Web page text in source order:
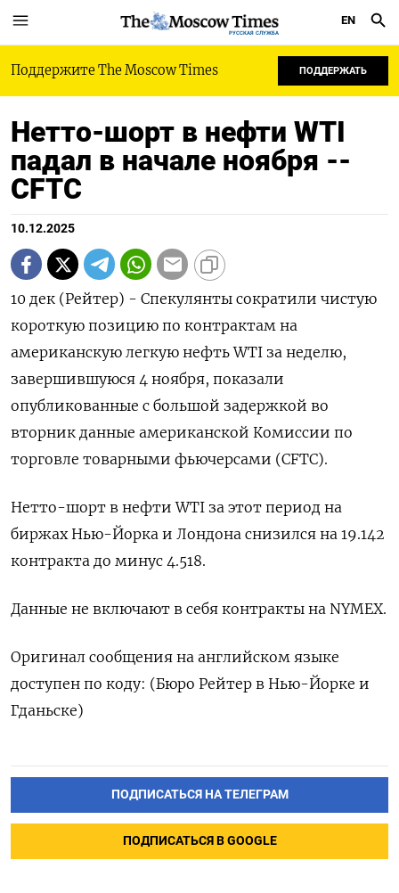
РУССКАЯ СЛУЖБА
EN
Поддержите The Moscow Times ПОДДЕРЖАТЬ
Нетто-шорт в нефти WTI
падал в начале ноября --
CFTC
10.12.2025
10 дек (Рейтер) - Спекулянты сократили чистую
короткую позицию по контрактам на
американскую легкую нефть WTI за неделю,
завершившуюся 4 ноября, показали
опубликованные с большой задержкой во
вторник данные американской Комиссии по
торговле товарными фьючерсами (CFTC).
Нетто-шорт в нефти WTI за этот период на
биржах Нью-Йорка и Лондона снизился на 19.142
контракта до минус 4.518.
Данные не включают в себя контракты на NYMEX.
Оригинал сообщения на английском языке
доступен по коду: (Бюро Рейтер в Нью-Йорке и
Гданьске)
ПОДПИСАТЬСЯ НА ТЕЛЕГРАМ
ПОДПИСАТЬСЯ В GOOGLE